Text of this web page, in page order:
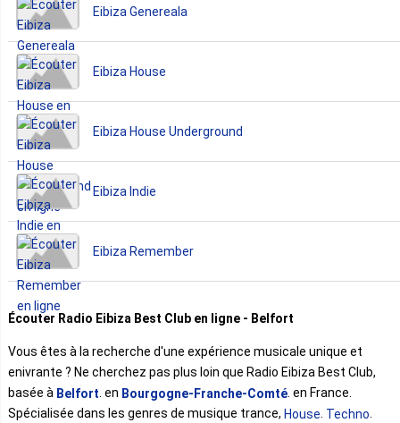
Eibiza Genereala
Eibiza House
Eibiza House Underground
Eibiza Indie
Eibiza Remember
Écouter Radio Eibiza Best Club en ligne - Belfort
Vous êtes à la recherche d'une expérience musicale unique et
enivrante ? Ne cherchez pas plus loin que Radio Eibiza Best Club,
basée à Belfort . en Bourgogne-Franche-Comté . en France.
Spécialisée dans les genres de musique trance, House. Techno.